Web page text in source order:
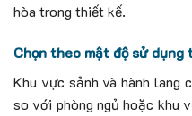
hòa trong thiết kế.
Chọn theo mật độ sử
Khu vực sảnh và hành lang
so với phòng ngủ hoặc khu